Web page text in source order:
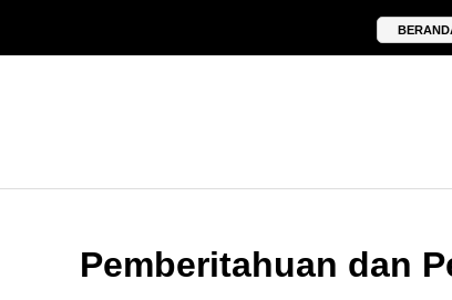
Pemberitahuan dan